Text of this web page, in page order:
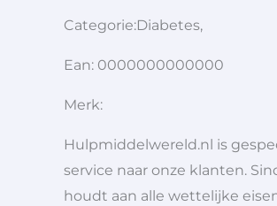
Categorie:Diabetes,
Ean: 0000000000000
Merk:
Hulpmiddelwereld.nl is
service naar onze klanten.
houdt aan alle wettelijke